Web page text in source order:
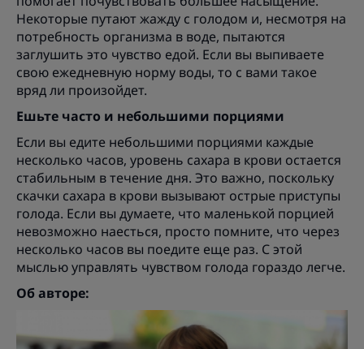
Некоторые путают жажду с голодом и, несмотря на
потребность организма в воде, пытаются
заглушить это чувство едой. Если вы выпиваете
свою ежедневную норму воды, то с вами такое
вряд ли произойдет.
Ешьте часто и небольшими порциями
Если вы едите небольшими порциями каждые
несколько часов, уровень сахара в крови остается
стабильным в течение дня. Это важно, поскольку
скачки сахара в крови вызывают острые приступы
голода. Если вы думаете, что маленькой порцией
невозможно наесться, просто помните, что через
несколько часов вы поедите еще раз. С этой
мыслью управлять чувством голода гораздо легче.
Об авторе: